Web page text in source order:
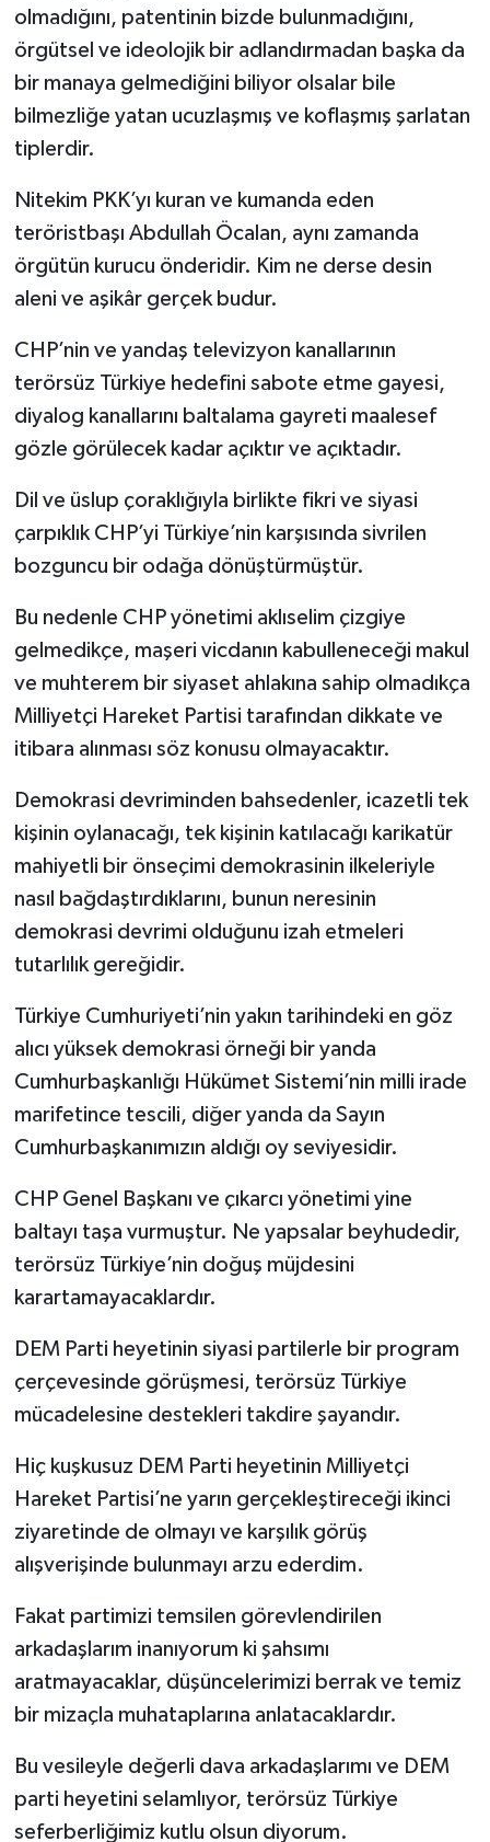
olmadığını, patentinin bizde bulunmadığını,
örgütsel ve ideolojik bir adlandırmadan başka da
bir manaya gelmediğini biliyor olsalar bile
bilmezliğe yatan ucuzlaşmış ve koflaşmış şarlatan
tiplerdir.
Nitekim PKK’yı kuran ve kumanda eden
teröristbaşı Abdullah Öcalan, aynı zamanda
örgütün kurucu önderidir. Kim ne derse desin
aleni ve aşikâr gerçek budur.
CHP’nin ve yandaş televizyon kanallarının
terörsüz Türkiye hedefini sabote etme gayesi,
diyalog kanallarını baltalama gayreti maalesef
gözle görülecek kadar açıktır ve açıktadır.
Dil ve üslup çoraklığıyla birlikte fikri ve siyasi
çarpıklık CHP’yi Türkiye’nin karşısında sivrilen
bozguncu bir odağa dönüştürmüştür.
Bu nedenle CHP yönetimi aklıselim çizgiye
gelmedikçe, maşeri vicdanın kabulleneceği makul
ve muhterem bir siyaset ahlakına sahip olmadıkça
Milliyetçi Hareket Partisi tarafından dikkate ve
itibara alınması söz konusu olmayacaktır.
Demokrasi devriminden bahsedenler, icazetli tek
kişinin oylanacağı, tek kişinin katılacağı karikatür
mahiyetli bir önseçimi demokrasinin ilkeleriyle
nasıl bağdaştırdıklarını, bunun neresinin
demokrasi devrimi olduğunu izah etmeleri
tutarlılık gereğidir.
Türkiye Cumhuriyeti’nin yakın tarihindeki en göz
alıcı yüksek demokrasi örneği bir yanda
Cumhurbaşkanlığı Hükümet Sistemi’nin milli irade
marifetince tescili, diğer yanda da Sayın
Cumhurbaşkanımızın aldığı oy seviyesidir.
CHP Genel Başkanı ve çıkarcı yönetimi yine
baltayı taşa vurmuştur. Ne yapsalar beyhudedir,
terörsüz Türkiye’nin doğuş müjdesini
karartamayacaklardır.
DEM Parti heyetinin siyasi partilerle bir program
çerçevesinde görüşmesi, terörsüz Türkiye
mücadelesine destekleri takdire şayandır.
Hiç kuşkusuz DEM Parti heyetinin Milliyetçi
Hareket Partisi’ne yarın gerçekleştireceği ikinci
ziyaretinde de olmayı ve karşılık görüş
alışverişinde bulunmayı arzu ederdim.
Fakat partimizi temsilen görevlendirilen
arkadaşlarım inanıyorum ki şahsımı
aratmayacaklar, düşüncelerimizi berrak ve temiz
bir mizaçla muhataplarına anlatacaklardır.
Bu vesileyle değerli dava arkadaşlarımı ve DEM
parti heyetini selamlıyor, terörsüz Türkiye
seferberliğimiz kutlu olsun diyorum.